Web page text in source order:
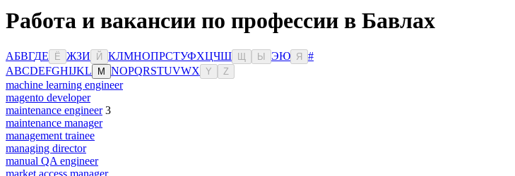
Работа и вакансии по профессии в Бавлах
АБВГДЕ Ё ЖЗИ Й КЛМНОПРСТУФХЦЧШ Ы ЭЮ Я
#
ABCDEFGHIJKL M NOPQRSTUVWX Y Z
machine learning engineer
magento developer
maintenance engineer 3
maintenance manager
management trainee
managing director
manual QA engineer
market access manager